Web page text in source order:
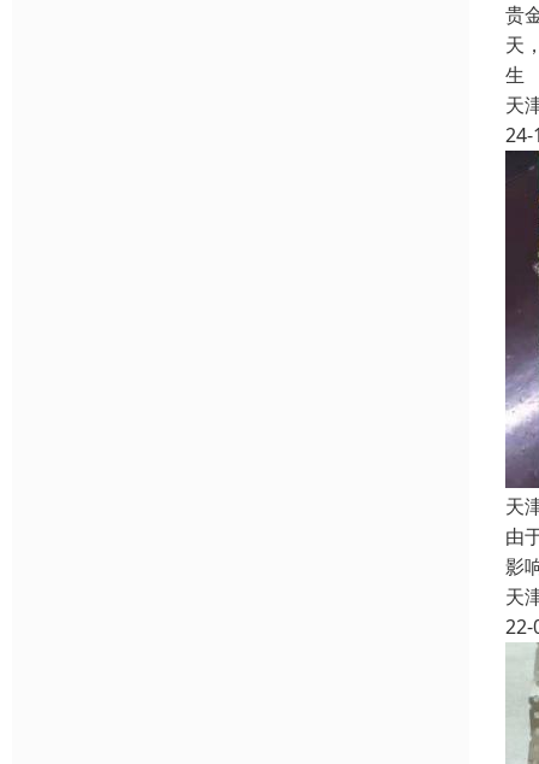
贵
天
生
天
24-
天
由
影
天
22-